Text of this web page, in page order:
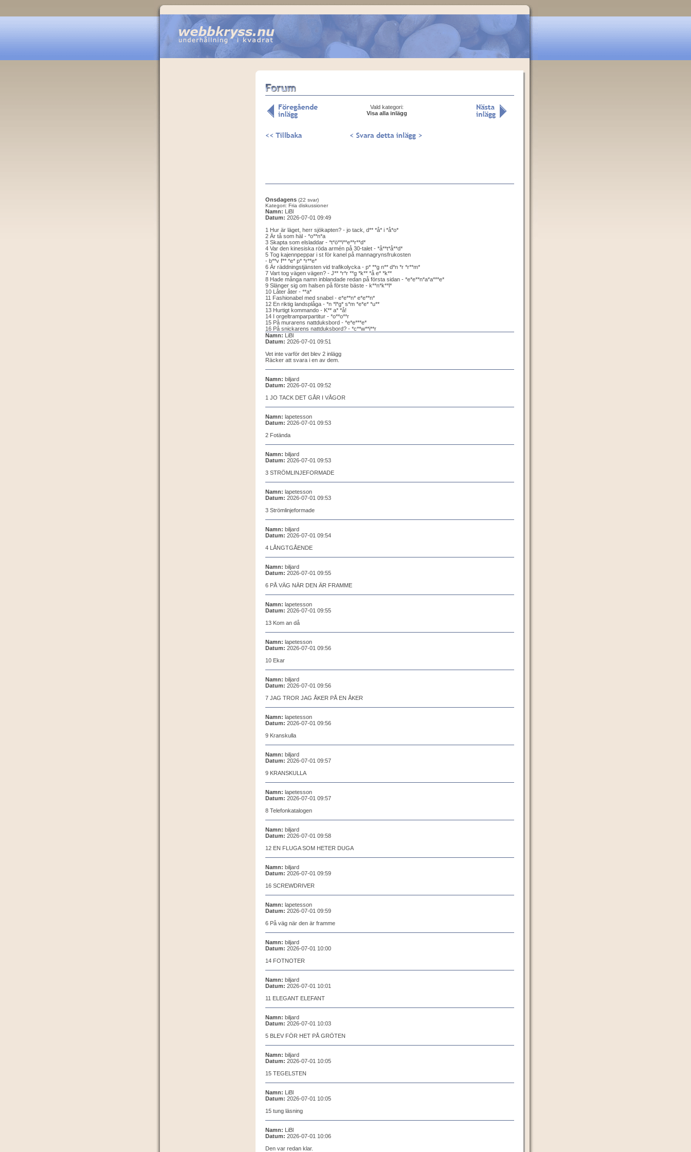
Vald kategori:
Visa alla inlägg
Onsdagens (22 svar)
Kategori: Fria diskussioner
Namn: LiBl
Datum: 2026-07-01 09:49
1 Hur är läget, herr sjökapten? - jo tack, d** *å* i *å*o*
2 Är tå som häl - *o**n*a
3 Skapta som elsladdar - *t*ö**i**e**r**d*
4 Var den kinesiska röda armén på 30-talet - *å**t*å**d*
5 Tog kajennpeppar i st för kanel på mannagrynsfrukosten
- b**v f** *e* p* *r**e*
6 Är räddningstjänsten vid trafikolycka - p* **g n** d*n *r *r**m*
7 Vart tog vägen vägen? - J** *r*r **g *k** *å e* *k**
8 Hade många namn inblandade redan på första sidan - *e*e**n*a*a***e*
9 Slänger sig om halsen på förste bäste - k**n*k**l*
10 Låter åter - **a*
11 Fashionabel med snabel - e*e**n* e*e**n*
12 En riktig landsplåga - *n *l*g* s*m *e*e* *u**
13 Hurtigt kommando - K** a* *å!
14 I orgeltramparpartitur - *o**o**r
15 På murarens nattduksbord - *e*e***e*
16 På snickarens nattduksbord? - *c**w**i**r
Namn: LiBl
Datum: 2026-07-01 09:51
Vet inte varför det blev 2 inlägg
Räcker att svara i en av dem.
Namn: biljard
Datum: 2026-07-01 09:52
1 JO TACK DET GÅR I VÅGOR
Namn: lapetesson
Datum: 2026-07-01 09:53
2 Fotända
Namn: biljard
Datum: 2026-07-01 09:53
3 STRÖMLINJEFORMADE
Namn: lapetesson
Datum: 2026-07-01 09:53
3 Strömlinjeformade
Namn: biljard
Datum: 2026-07-01 09:54
4 LÅNGTGÅENDE
Namn: biljard
Datum: 2026-07-01 09:55
6 PÅ VÄG NÄR DEN ÄR FRAMME
Namn: lapetesson
Datum: 2026-07-01 09:55
13 Kom an då
Namn: lapetesson
Datum: 2026-07-01 09:56
10 Ekar
Namn: biljard
Datum: 2026-07-01 09:56
7 JAG TROR JAG ÅKER PÅ EN ÅKER
Namn: lapetesson
Datum: 2026-07-01 09:56
9 Kranskulla
Namn: biljard
Datum: 2026-07-01 09:57
9 KRANSKULLA
Namn: lapetesson
Datum: 2026-07-01 09:57
8 Telefonkatalogen
Namn: biljard
Datum: 2026-07-01 09:58
12 EN FLUGA SOM HETER DUGA
Namn: biljard
Datum: 2026-07-01 09:59
16 SCREWDRIVER
Namn: lapetesson
Datum: 2026-07-01 09:59
6 På väg när den är framme
Namn: biljard
Datum: 2026-07-01 10:00
14 FOTNOTER
Namn: biljard
Datum: 2026-07-01 10:01
11 ELEGANT ELEFANT
Namn: biljard
Datum: 2026-07-01 10:03
5 BLEV FÖR HET PÅ GRÖTEN
Namn: biljard
Datum: 2026-07-01 10:05
15 TEGELSTEN
Namn: LiBl
Datum: 2026-07-01 10:05
15 tung läsning
Namn: LiBl
Datum: 2026-07-01 10:06
Den var redan klar.